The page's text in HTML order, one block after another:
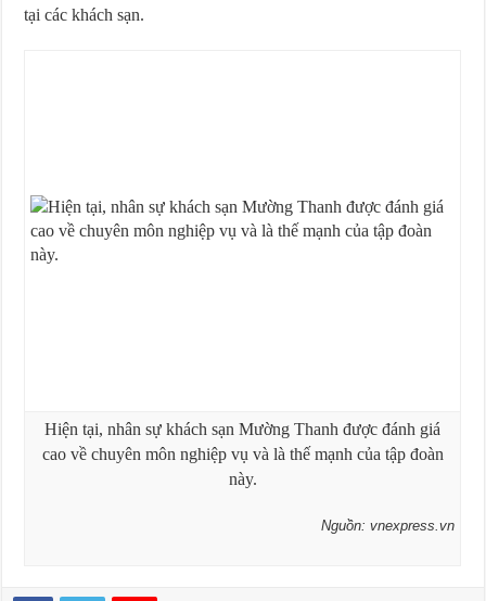
tại các khách sạn.
Hiện tại, nhân sự khách sạn Mường Thanh được đánh giá
cao về chuyên môn nghiệp vụ và là thế mạnh của tập đoàn
này.
Nguồn: vnexpress.vn